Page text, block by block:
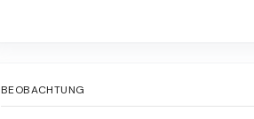
BEOBACHTUNG